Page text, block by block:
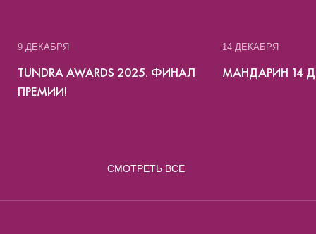
9 ДЕКАБРЯ
TUNDRA AWARDS 2025. ФИНАЛ
ПРЕМИИ!
14 ДЕКАБРЯ
МАНДАРИН 14
СМОТРЕТЬ ВСЕ